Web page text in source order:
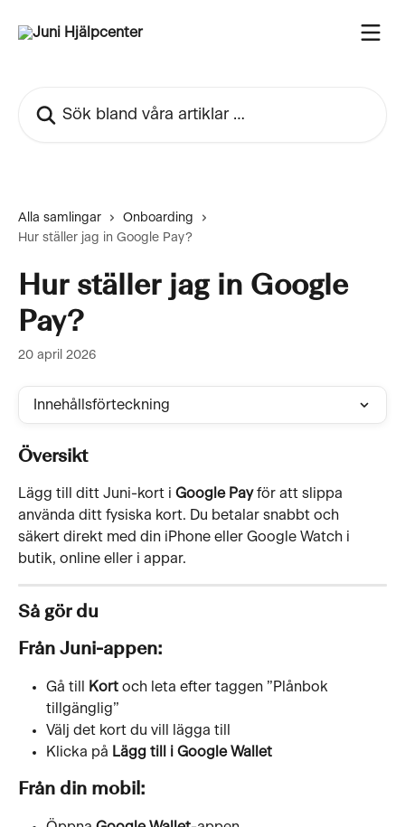
Alla samlingar
Onboarding
Hur ställer jag in Google Pay?
Hur ställer jag in Google
Pay?
20 april 2026
Innehållsförteckning
Översikt
Lägg till ditt Juni-kort i Google Pay för att slippa
använda ditt fysiska kort. Du betalar snabbt och
säkert direkt med din iPhone eller Google Watch i
butik, online eller i appar.
Så gör du
Från Juni-appen:
Gå till Kort och leta efter taggen ”Plånbok
tillgänglig”
Välj det kort du vill lägga till
Klicka på Lägg till i Google Wallet
Från din mobil: